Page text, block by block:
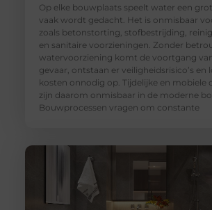
Op elke bouwplaats speelt water een
vaak wordt gedacht. Het is onmisbaar
zoals betonstorting, stofbestrijding,
en sanitaire voorzieningen. Zonder
watervoorziening komt de voortgang
gevaar, ontstaan er veiligheidsrisico’s en
kosten onnodig op. Tijdelijke en mobiele
zijn daarom onmisbaar in de moderne
Bouwprocessen vragen om constante